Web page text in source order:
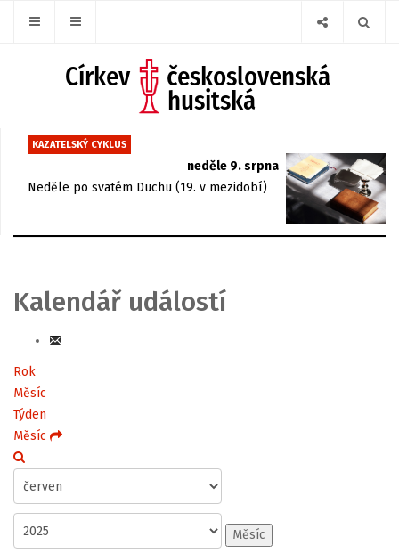
KAZATELSKÝ CYKLUS
neděle 9. srpna
Neděle po svatém Duchu (19. v mezidobí)
Kalendář událostí
Rok
Měsíc
Týden
Měsíc
Měsíc